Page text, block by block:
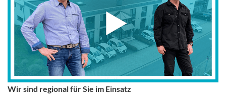
Wir sind regional für Sie im Einsatz